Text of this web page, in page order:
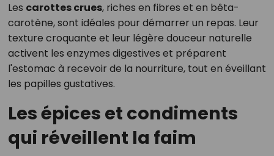
Les carottes crues, riches en fibres et en bêta-
carotène, sont idéales pour démarrer un repas. Leur
texture croquante et leur légère douceur naturelle
activent les enzymes digestives et préparent
l'estomac à recevoir de la nourriture, tout en éveillant
les papilles gustatives.
Les épices et condiments
qui réveillent la faim